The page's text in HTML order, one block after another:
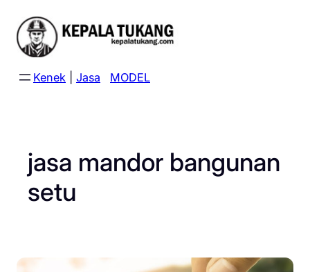
content
Kenek Jasa MODEL
jasa mandor bangunan
setu